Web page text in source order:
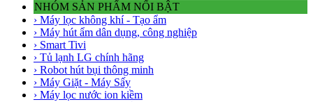
NHÓM SẢN PHẨM NỔI BẬT
› Máy lọc không khí - Tạo ẩm
› Máy hút ẩm dân dụng, công nghiệp
› Smart Tivi
› Tủ lạnh LG chính hãng
› Robot hút bụi thông minh
› Máy Giặt - Máy Sấy
› Máy lọc nước ion kiềm